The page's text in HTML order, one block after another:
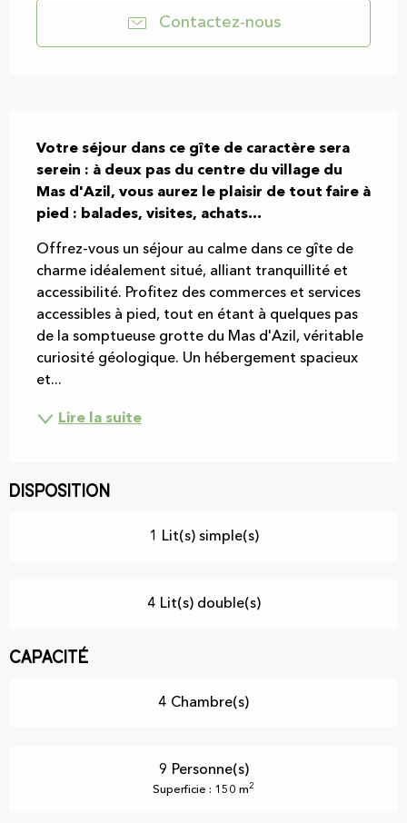
Contactez-nous
Votre séjour dans ce gîte de caractère sera
serein : à deux pas du centre du village du
Mas d'Azil, vous aurez le plaisir de tout faire à
pied : balades, visites, achats...
Offrez-vous un séjour au calme dans ce gîte de
charme idéalement situé, alliant tranquillité et
accessibilité. Profitez des commerces et services
accessibles à pied, tout en étant à quelques pas
de la somptueuse grotte du Mas d'Azil, véritable
curiosité géologique. Un hébergement spacieux
et...
Lire la suite
Disposition
1 Lit(s) simple(s)
4 Lit(s) double(s)
Capacité
4 Chambre(s)
9 Personne(s)
Superficie : 150 m2